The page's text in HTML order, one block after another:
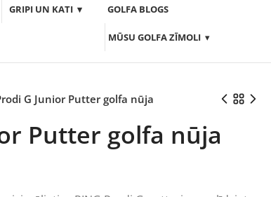
GRIPI UN KATI GOLFA BLOGS
MŪSU GOLFA ZĪMOLI
G Junior Putter golfa nūja
Putter golfa nūja